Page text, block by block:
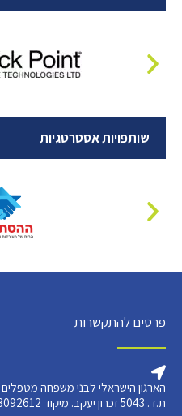
שותפויות אסטרטגיות
פרטים להתקשרות
ת.ד. 5043 זכרון יעקב. מיקוד 3092612